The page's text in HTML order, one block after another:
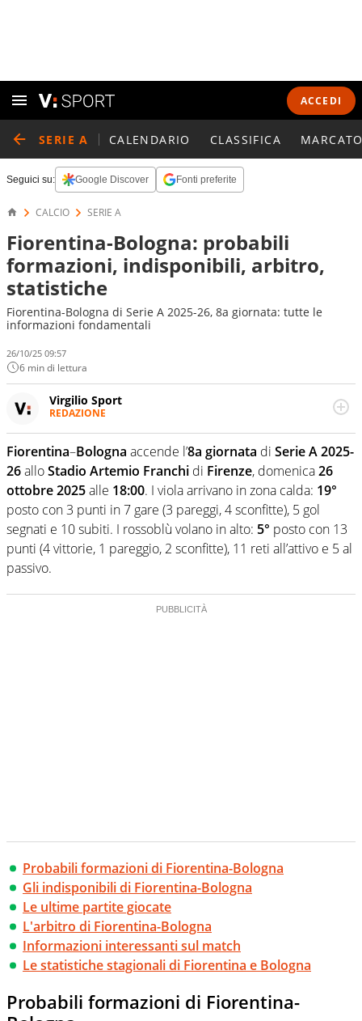
ACCEDI
SERIE A CALENDARIO CLASSIFICA
Seguici su: Google Discover Fonti preferite
CALCIO SERIE A
Fiorentina-Bologna: probabili
formazioni, indisponibili, arbitro,
statistiche
Fiorentina-Bologna di Serie A 2025-26, 8a giornata: tutte le
informazioni fondamentali
26/10/25 09:57
6 min di lettura
Virgilio Sport
REDAZIONE
appassionato su tutto il mondo dello sport. Calcio,
calciomercato, F1, Motomondiale ma anche tennis,
volley, basket: su Virgilio Sport i tifosi e gli appassionati
sanno che troveranno sempre copertura completa e
zero faziosità. La squadra di Virgilio Sport è formata da
giornalisti ed esperti di sport abili sia nel gioco di
rimessa quando intercettano le notizie e le rilanciano
verso la rete, sia nella costruzione dal basso quando
Fiorentina–Bologna accende l’8a giornata di Serie A 2025-
26alloStadio Artemio Franchi di Firenze, domenica26
ottobre 2025alle 18:00. I viola arrivano in zona calda: 19°
posto con 3 punti in 7 gare (3 pareggi, 4 sconfitte), 5 gol
segnati e 10 subiti. I rossoblù volano in alto: 5° posto con 13
punti (4 vittorie, 1 pareggio, 2 sconfitte), 11 reti all’attivo e 5 al
passivo.
Probabili formazioni di Fiorentina-Bologna
Gli indisponibili di Fiorentina-Bologna
Le ultime partite giocate
L'arbitro di Fiorentina-Bologna
Informazioni interessanti sul match
Le statistiche stagionali di Fiorentina e Bologna
Probabili formazioni di Fiorentina-